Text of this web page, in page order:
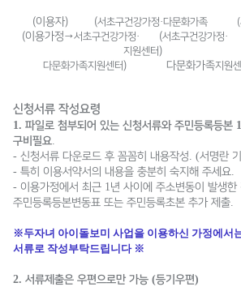
(이용자) (서초구건강가정·다문화가족 (서
(이용가정→서초구건강가정· (서초구건강가정·
지원센터 )
다문화가족지원센터 ) ​ ​ 다문화가족지원
신청서류 작성요령
1. 파일로 첨부되어 있는 신청서류와 주민등록등본 1
구비필요
- 신청서류 다운로드 후 꼼꼼히 내용작성 . (서명란
- 특히 이용서약서의 내용을 충분히 숙지해 주세요
- 이용가정에서 최근 1년 사이에 주소변동이 발생한
주민등록등본변동표 또는 주민등록초본 추가 제출
※두자녀 아이돌보미 사업을 이용하신 가정에서
서류로 작성부탁드립니다 ※
2. 서류제출은 우편으로만 가능 (등기우편)